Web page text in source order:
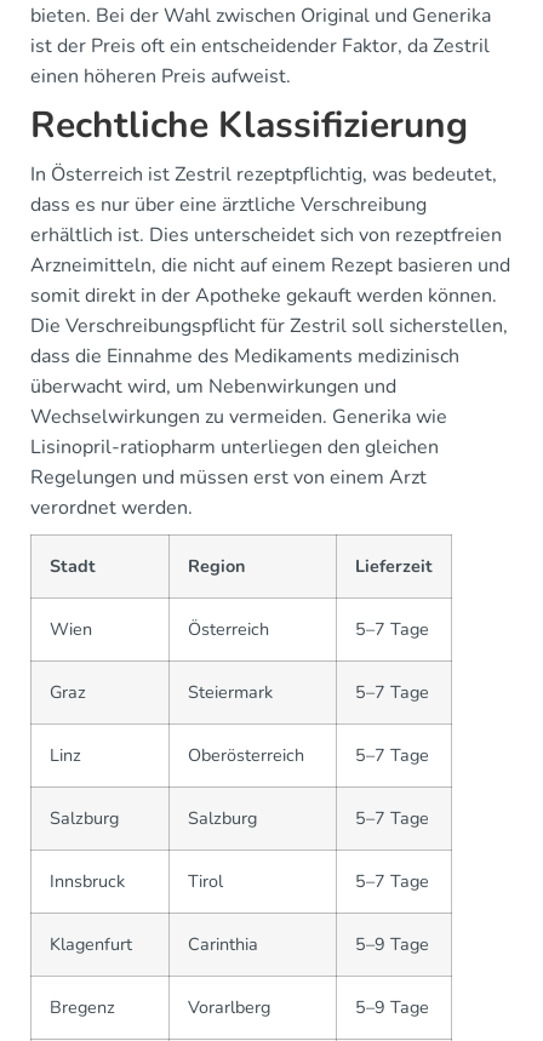
bieten. Bei der Wahl zwischen Original und Generika
ist der Preis oft ein entscheidender Faktor, da Zestril
einen höheren Preis aufweist.
Rechtliche Klassifizierung
In Österreich ist Zestril rezeptpflichtig, was bedeutet,
dass es nur über eine ärztliche Verschreibung
erhältlich ist. Dies unterscheidet sich von rezeptfreien
Arzneimitteln, die nicht auf einem Rezept basieren und
somit direkt in der Apotheke gekauft werden können.
Die Verschreibungspflicht für Zestril soll sicherstellen,
dass die Einnahme des Medikaments medizinisch
überwacht wird, um Nebenwirkungen und
Wechselwirkungen zu vermeiden. Generika wie
Lisinopril-ratiopharm unterliegen den gleichen
Regelungen und müssen erst von einem Arzt
verordnet werden.
Stadt Region Lieferzeit
Wien Österreich 5–7 Tage
Graz Steiermark 5–7 Tage
Linz Oberösterreich 5–7 Tage
Salzburg Salzburg 5–7 Tage
Innsbruck Tirol 5–7 Tage
Klagenfurt Carinthia 5–9 Tage
Bregenz Vorarlberg 5–9 Tage